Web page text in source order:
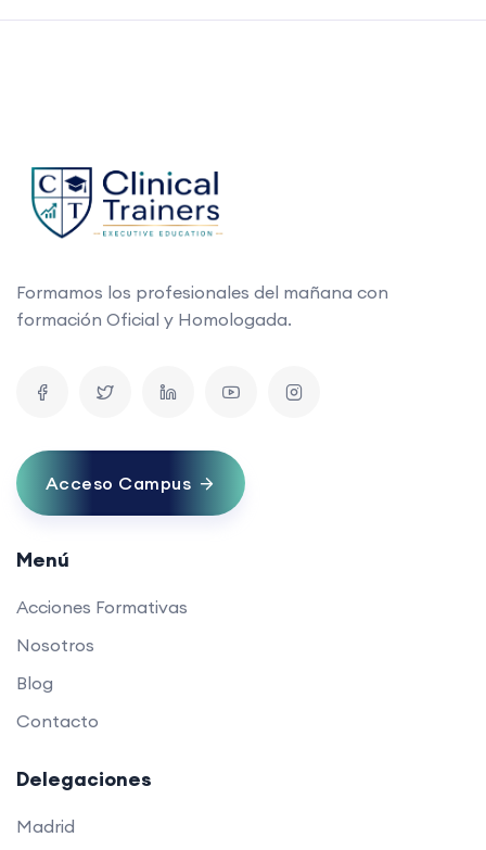
Formamos los profesionales del mañana con
formación Oficial y Homologada.
Acceso Campus
Menú
Acciones Formativas
Nosotros
Blog
Contacto
Delegaciones
Madrid